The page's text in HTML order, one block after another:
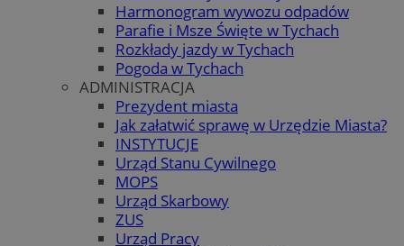
Harmonogram wywozu odpadów
Parafie i Msze Święte w Tychach
Rozkłady jazdy w Tychach
Pogoda w Tychach
ADMINISTRACJA
Prezydent miasta
Jak załatwić sprawę w Urzędzie Miasta?
INSTYTUCJE
Urząd Stanu Cywilnego
MOPS
Urząd Skarbowy
ZUS
Urząd Pracy